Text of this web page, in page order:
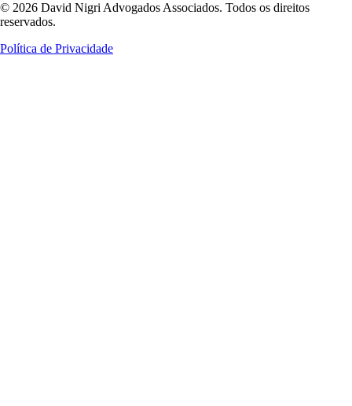
© 2026 David Nigri Advogados Associados. Todos os direitos
reservados.
Política de Privacidade